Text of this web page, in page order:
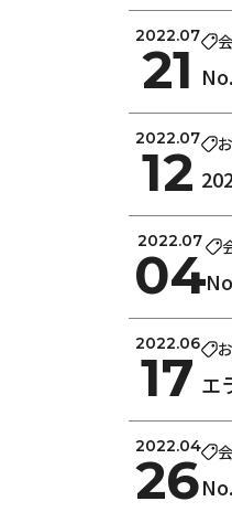
2022.07
21
2022.07
12
2022.07
04
2022.06
17 エ
2022.04
26